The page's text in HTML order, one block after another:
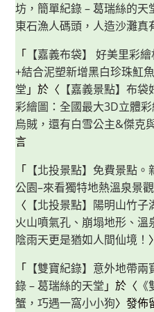
坊，簡單紀錄 – 葛瑞絲的天
東石漁人碼頭，人造沙灘真
「 【嘉義布袋】 好美里彩
+結合泥塑新增黑白珍珠魟
堂 」於〈 【嘉義景點】布
彩繪圖：全國最大3D立體
烏賊，還有白雪公主&傑克
言
「 【北投景點】免費景點
公園–來看獨特地熱溫泉景
〈 【北投景點】陽明山竹
火山噴氣孔、崩塌地形、
陰雨天更是猶如人間仙境！
「 【雙寶紀錄】意外地帶
錄 – 葛瑞絲的天堂 」於〈
蟹，巧遇一窩小小狗〉發佈